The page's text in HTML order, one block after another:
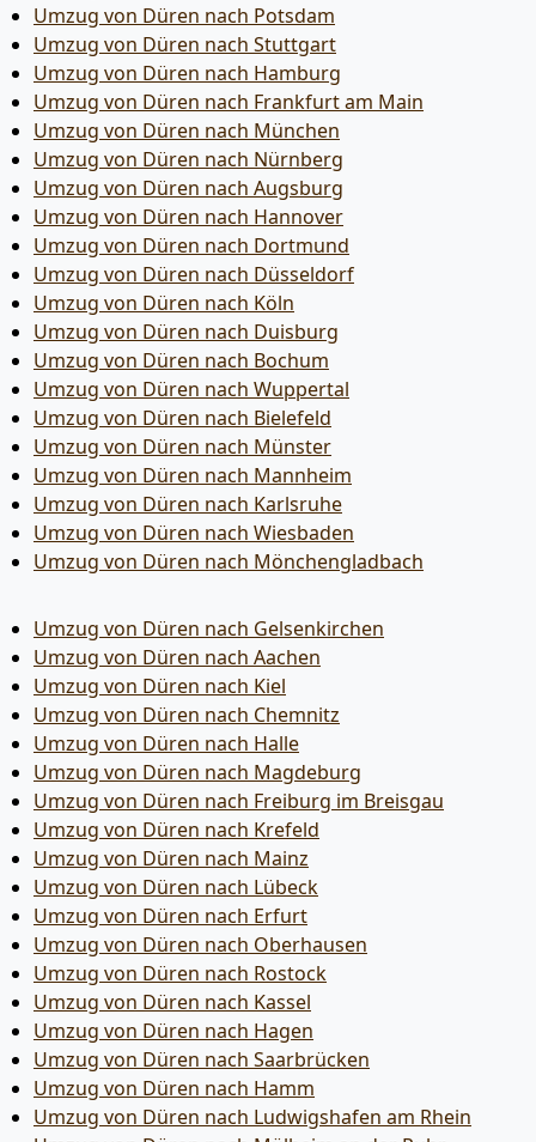
Umzug von Düren nach Potsdam
Umzug von Düren nach Stuttgart
Umzug von Düren nach Hamburg
Umzug von Düren nach Frankfurt am Main
Umzug von Düren nach München
Umzug von Düren nach Nürnberg
Umzug von Düren nach Augsburg
Umzug von Düren nach Hannover
Umzug von Düren nach Dortmund
Umzug von Düren nach Düsseldorf
Umzug von Düren nach Köln
Umzug von Düren nach Duisburg
Umzug von Düren nach Bochum
Umzug von Düren nach Wuppertal
Umzug von Düren nach Bielefeld
Umzug von Düren nach Münster
Umzug von Düren nach Mannheim
Umzug von Düren nach Karlsruhe
Umzug von Düren nach Wiesbaden
Umzug von Düren nach Mönchen­gladbach
Umzug von Düren nach Gelsenkirchen
Umzug von Düren nach Aachen
Umzug von Düren nach Kiel
Umzug von Düren nach Chemnitz
Umzug von Düren nach Halle
Umzug von Düren nach Magdeburg
Umzug von Düren nach Freiburg im Breisgau
Umzug von Düren nach Krefeld
Umzug von Düren nach Mainz
Umzug von Düren nach Lübeck
Umzug von Düren nach Erfurt
Umzug von Düren nach Oberhausen
Umzug von Düren nach Rostock
Umzug von Düren nach Kassel
Umzug von Düren nach Hagen
Umzug von Düren nach Saarbrücken
Umzug von Düren nach Hamm
Umzug von Düren nach Ludwigshafen am Rhein